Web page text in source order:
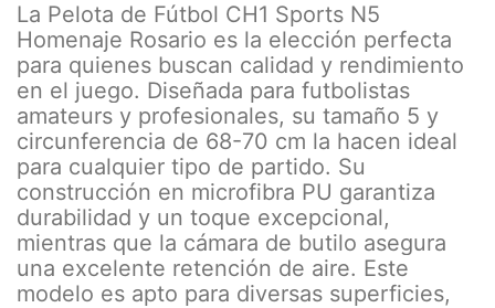
La Pelota de Fútbol CH1 Sports N5
Homenaje Rosario es la elección perfecta
para quienes buscan calidad y rendimiento
en el juego. Diseñada para futbolistas
amateurs y profesionales, su tamaño 5 y
circunferencia de 68-70 cm la hacen ideal
para cualquier tipo de partido. Su
construcción en microfibra PU garantiza
durabilidad y un toque excepcional,
mientras que la cámara de butilo asegura
una excelente retención de aire. Este
modelo es apto para diversas superficies,